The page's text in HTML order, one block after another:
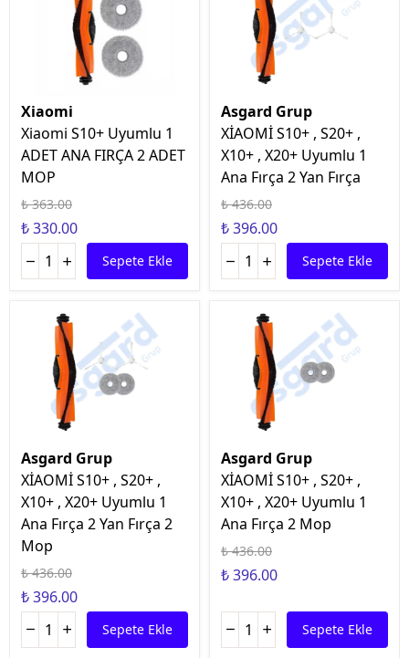
Xiaomi
Xiaomi S10+ Uyumlu 1
ADET ANA FIRÇA 2 ADET
MOP
₺ 363.00
₺ 330.00
Sepete Ekle
Asgard Grup
XİAOMİ S10+ , S20+ ,
X10+ , X20+ Uyumlu 1
Ana Fırça 2 Yan Fırça
₺ 436.00
₺ 396.00
Sepete Ekle
Asgard Grup
XİAOMİ S10+ , S20+ ,
X10+ , X20+ Uyumlu 1
Ana Fırça 2 Yan Fırça 2
Mop
₺ 436.00
₺ 396.00
Sepete Ekle
Asgard Grup
XİAOMİ S10+ , S20+ ,
X10+ , X20+ Uyumlu 1
Ana Fırça 2 Mop
₺ 436.00
₺ 396.00
Sepete Ekle